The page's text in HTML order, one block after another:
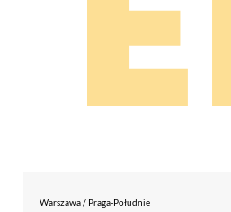
Warszawa / Praga-Południe